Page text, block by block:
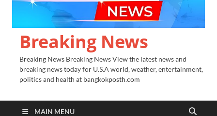
Breaking News
Breaking News Breaking News View the latest news and
breaking news today for U.S.A world, weather, entertainment,
politics and health at bangkokposth.com
MAIN MENU